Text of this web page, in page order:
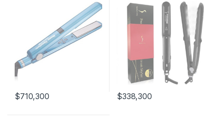
$710,300
110v/220v
$338,300